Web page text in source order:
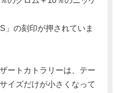
」の刻印が押されていま
ートカトラリーは、テー
イズだけが小さくなって